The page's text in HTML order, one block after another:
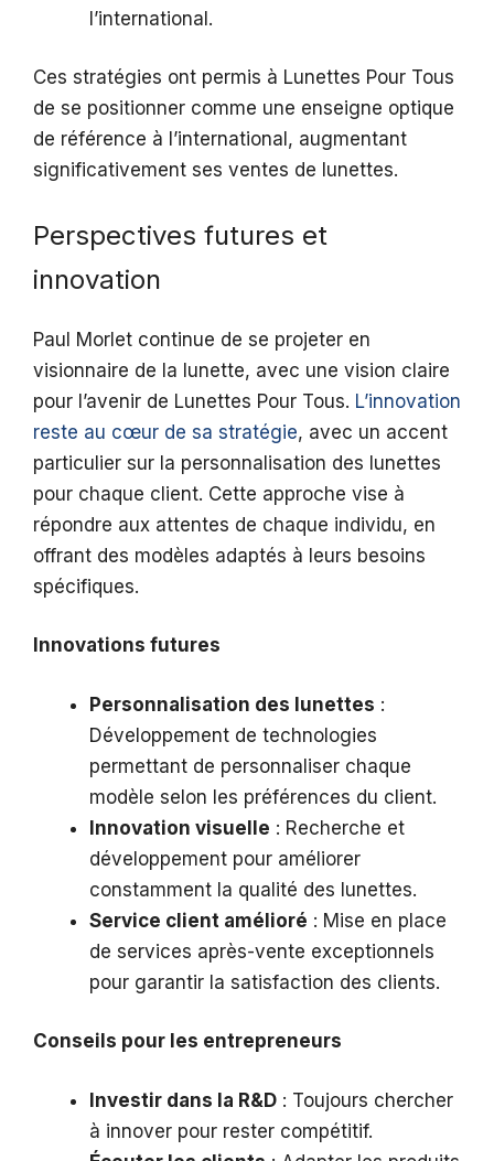
l’international.
Ces stratégies ont permis à Lunettes Pour Tous
de se positionner comme une enseigne optique
de référence à l’international, augmentant
significativement ses ventes de lunettes.
Perspectives futures et
innovation
Paul Morlet continue de se projeter en
visionnaire de la lunette, avec une vision claire
pour l’avenir de Lunettes Pour Tous. L’innovation
reste au cœur de sa stratégie, avec un accent
particulier sur la personnalisation des lunettes
pour chaque client. Cette approche vise à
répondre aux attentes de chaque individu, en
offrant des modèles adaptés à leurs besoins
spécifiques.
Innovations futures
Personnalisation des lunettes :
Développement de technologies
permettant de personnaliser chaque
modèle selon les préférences du client.
Innovation visuelle : Recherche et
développement pour améliorer
constamment la qualité des lunettes.
Service client amélioré : Mise en place
de services après-vente exceptionnels
pour garantir la satisfaction des clients.
Conseils pour les entrepreneurs
Investir dans la R&D : Toujours chercher
à innover pour rester compétitif.